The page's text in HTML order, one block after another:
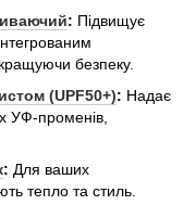
: Підвищує
безпеку.
(UPF50+): Надає
УФ-променів,
: Для ваших
тепло та стиль.